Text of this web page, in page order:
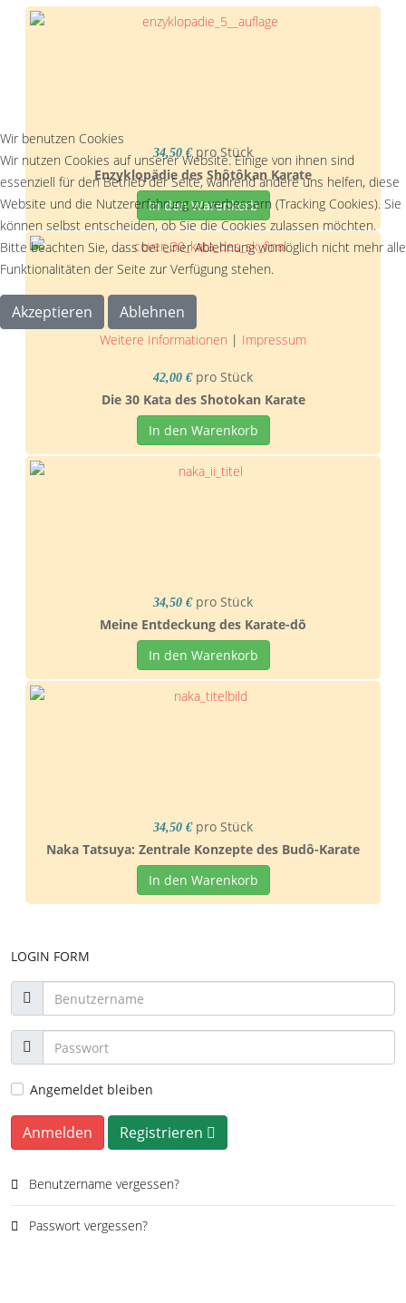
34,50 € pro Stück
Enzyklopädie des Shôtôkan Karate
In den Warenkorb
42,00 € pro Stück
Die 30 Kata des Shotokan Karate
In den Warenkorb
34,50 € pro Stück
Meine Entdeckung des Karate-dō
In den Warenkorb
34,50 € pro Stück
Naka Tatsuya: Zentrale Konzepte des Budô-Karate
In den Warenkorb
LOGIN FORM
Angemeldet bleiben
Anmelden Registrieren
Benutzername vergessen?
Passwort vergessen?
Wir benutzen Cookies
Wir nutzen Cookies auf unserer Website. Einige von ihnen sind
essenziell für den Betrieb der Seite, während andere uns helfen, diese
Website und die Nutzererfahrung zu verbessern (Tracking Cookies). Sie
können selbst entscheiden, ob Sie die Cookies zulassen möchten.
Bitte beachten Sie, dass bei einer Ablehnung womöglich nicht mehr alle
Funktionalitäten der Seite zur Verfügung stehen.
Akzeptieren Ablehnen
Weitere Informationen | Impressum